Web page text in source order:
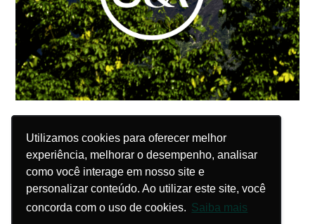
Utilizamos cookies para oferecer melhor
experiência, melhorar o desempenho, analisar
como você interage em nosso site e
personalizar conteúdo. Ao utilizar este site, você
concorda com o uso de cookies. Saiba mais
Utilizamos cookies para oferecer melhor
experiência, melhorar o desempenho, analisar
como você interage em nosso site e
personalizar conteúdo. Ao utilizar este site, você
concorda com o uso de cookies. Saiba mais